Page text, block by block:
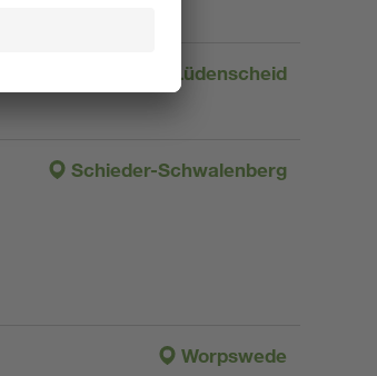
Lüdenscheid
Schieder-Schwalenberg
Worpswede